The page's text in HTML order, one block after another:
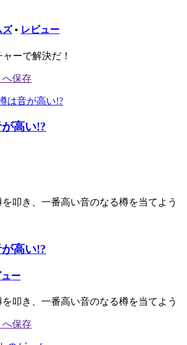
ズ • レビュー
ーで解決だ！
高い!?
叩き、一番高い音のなる樽を当てよう
高い!?
ー
叩き、一番高い音のなる樽を当てよう